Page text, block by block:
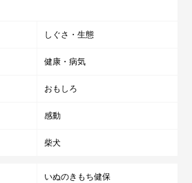
しぐさ・生態
健康・病気
おもしろ
感動
柴犬
いぬのきもち健保